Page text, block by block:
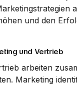
und den
und Vertrieb
arbeiten
Marketing